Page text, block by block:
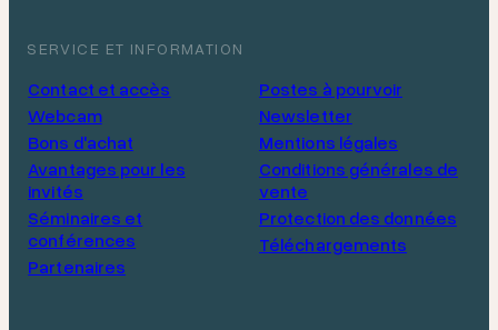
SERVICE ET INFORMATION
Contact et accès
Webcam
Bons d'achat
Avantages pour les
invités
Séminaires et
conférences
Partenaires
Postes à pourvoir
Newsletter
Mentions légales
Conditions générales de
vente
Protection des données
Téléchargements